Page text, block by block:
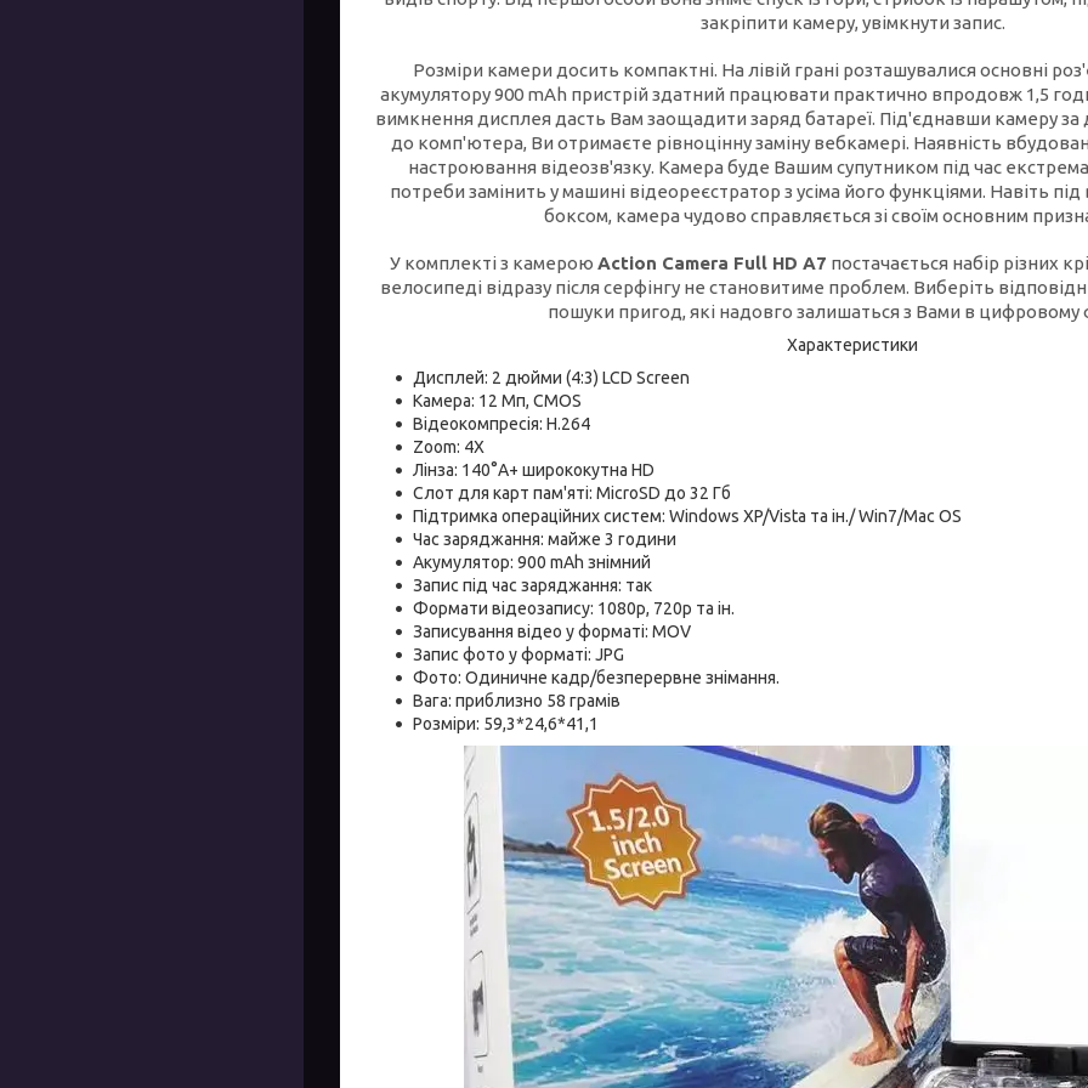
закріпити камеру, увімкнути запис.
Розміри камери досить компактні. На лівій грані розташувалися основні
акумулятору 900 mAh пристрій здатний працювати практично впродовж 1,5
вимкнення дисплея дасть Вам заощадити заряд батареї. Під'єднавши камеру
до комп'ютера, Ви отримаєте рівноцінну заміну вебкамері. Наявність
настроювання відеозв'язку. Камера буде Вашим супутником під час
потреби замінить у машині відеореєстратор з усіма його функціями. Навіть
боксом, камера чудово справляється зі своїм основним
У комплекті з камерою Action Camera Full HD A7 постачається набір різних
велосипеді відразу після серфінгу не становитиме проблем. Виберіть
пошуки пригод, які надовго залишаться з Вами в цифровому
Характеристики
Дисплей: 2 дюйми (4:3) LCD Screen
Камера: 12 Мп, CMOS
Відеокомпресія: H.264
Zoom: 4X
Лінза: 140°A+ ширококутна HD
Слот для карт пам'яті: MicroSD до 32 Гб
Підтримка операційних систем: Windows XP/Vista та ін./ Win7/Mac OS
Час заряджання: майже 3 години
Акумулятор: 900 mAh знімний
Запис під час заряджання: так
Формати відеозапису: 1080p, 720p та ін.
Записування відео у форматі: MOV
Запис фото у форматі: JPG
Фото: Одиничне кадр/безперервне знімання.
Вага: приблизно 58 грамів
Розміри: 59,3*24,6*41,1